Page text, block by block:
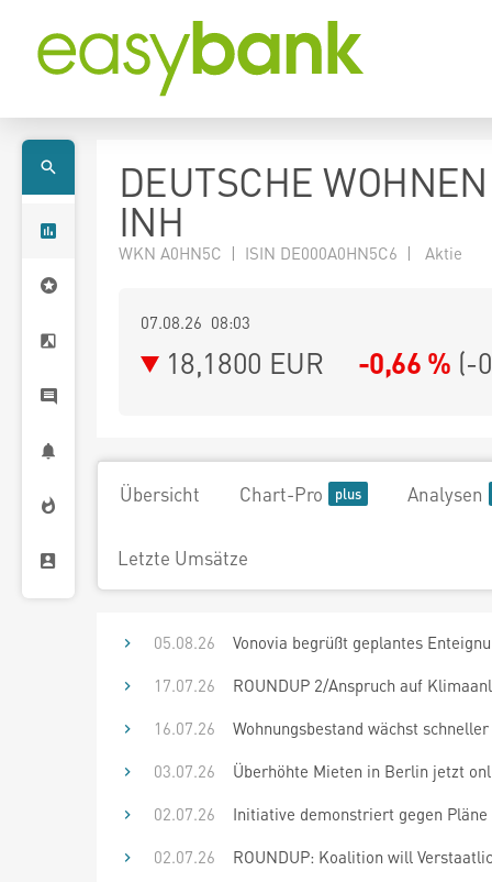
DEUTSCHE
INH
WKN A0HN5C | ISIN DE000A0HN5C6 | Aktie
07.08.26 08:03
18,1800 EUR -0,66 % (-
Übersicht Chart-Pro Analysen
Letzte Umsätze
05.08.26
Vonovia begrüßt geplantes
17.07.26
ROUNDUP 2/Anspruch auf
16.07.26
Wohnungsbestand wächst
03.07.26
Überhöhte Mieten in Berlin jetzt
02.07.26
Initiative demonstriert gegen
02.07.26
ROUNDUP: Koalition will